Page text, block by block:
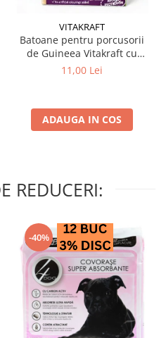
VITAKRAFT
Batoane pentru porcusorii
de Guineea Vitakraft cu
struguri & nuci 2 buc
11,00 Lei
ADAUGA IN COS
REDUCERI:
-40%